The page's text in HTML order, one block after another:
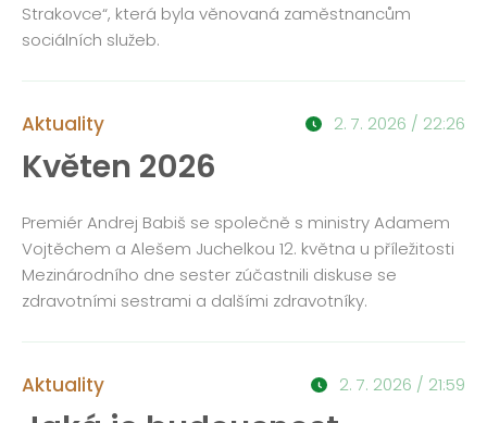
Strakovce“, která byla věnovaná zaměstnancům
sociálních služeb.
Aktuality 2. 7. 2026 / 22:26
Květen 2026
Premiér Andrej Babiš se společně s ministry Adamem
Vojtěchem a Alešem Juchelkou 12. května u příležitosti
Mezinárodního dne sester zúčastnili diskuse se
zdravotními sestrami a dalšími zdravotníky.
Aktuality 2. 7. 2026 / 21:59